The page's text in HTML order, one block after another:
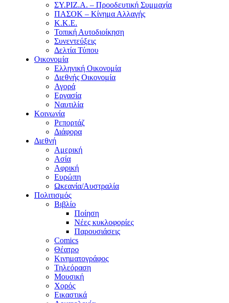
ΣΥ.ΡΙΖ.Α. – Προοδευτική Συμμαχία
ΠΑΣΟΚ – Κίνημα Αλλαγής
Κ.Κ.Ε.
Τοπική Αυτοδιοίκηση
Συνεντεύξεις
Δελτία Τύπου
Οικονομία
Ελληνική Οικονομία
Διεθνής Οικονομία
Αγορά
Εργασία
Ναυτιλία
Κοινωνία
Ρεπορτάζ
Διάφορα
Διεθνή
Αμερική
Ασία
Αφρική
Ευρώπη
Ωκεανία/Αυστραλία
Πολιτισμός
Βιβλίο
Ποίηση
Νέες κυκλοφορίες
Παρουσιάσεις
Comics
Θέατρο
Κινηματογράφος
Τηλεόραση
Μουσική
Χορός
Εικαστικά